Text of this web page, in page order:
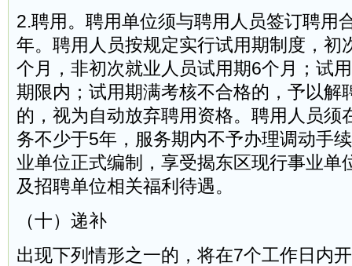
2.聘用。聘用单位须与聘用人员签订聘用
年。聘用人员按规定实行试用期制度，初
个月，非初次就业人员试用期6个月；试
期限内；试用期满考核不合格的，予以解
的，视为自动放弃聘用资格。聘用人员须
务不少于5年，服务期内不予办理调动手
业单位正式编制，享受揭东区现行事业单
及招聘单位相关福利待遇。
（十）递补
出现下列情形之一的，将在7个工作日内